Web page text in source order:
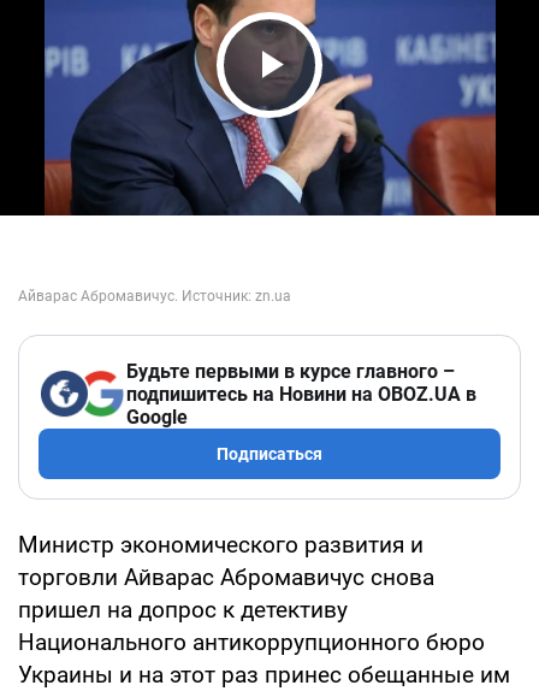
Play Video
Будьте первыми в курсе главного –
подпишитесь на Новини на OBOZ.UA в
Google
Подписаться
Министр экономического развития и
торговли Айварас Абромавичус снова
пришел на допрос к детективу
Национального антикоррупционного бюро
Украины и на этот раз принес обещанные им